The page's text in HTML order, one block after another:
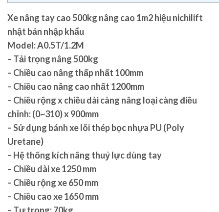
Xe nâng tay cao 500kg nâng cao 1m2 hiệu nichilift
nhật bản nhập khẩu
Model: A0.5T/1.2M
– Tải trọng nâng 500kg
– Chiều cao nâng thấp nhất 100mm
– Chiều cao nâng cao nhất 1200mm
– Chiều rộng x chiều dài càng nâng loại càng điều
chỉnh: (0~310) x 900mm
– Sử dụng bánh xe lõi thép bọc nhựa PU (Poly
Uretane)
– Hệ thống kích nâng thuỷ lực dùng tay
– Chiều dài xe 1250 mm
– Chiều rộng xe 650 mm
– Chiều cao xe 1650 mm
– Tự trọng: 70kg